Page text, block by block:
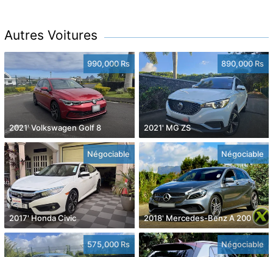
Autres Voitures
990,000 Rs
2021' Volkswagen Golf 8
890,000 Rs
2021' MG ZS
Négociable
2017' Honda Civic
Négociable
2018' Mercedes-Benz A 200
575,000 Rs Négociable